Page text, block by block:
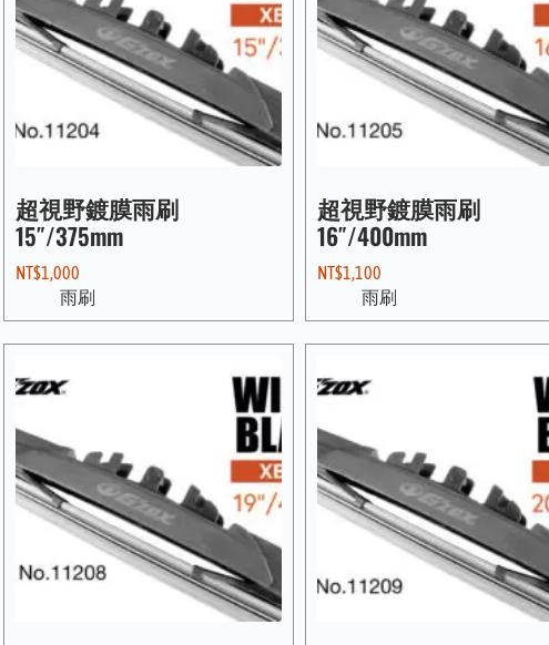
超視野鍍膜雨刷
15″/375mm
NT$1,000
雨刷
超視野鍍膜雨刷
16″/400mm
NT$1,100
雨刷